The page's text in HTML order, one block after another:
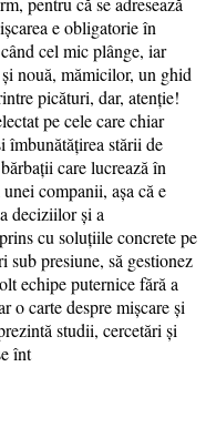
e obligatorie în
cel mic plânge, iar
nouă, mămicilor, un ghid
picături, dar, atenție!
pe cele care chiar
îmbunătățirea stării de
care lucrează în
companii, așa că e
deciziilor și a
cu soluțiile concrete pe
sub presiune, să gestionez
echipe puternice fără a
o carte despre mișcare și
studii, cercetări și
înt